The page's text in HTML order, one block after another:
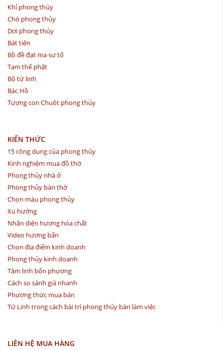
Khỉ phong thủy
Chó phong thủy
Dơi phong thủy
Bát tiên
Bồ đề đạt ma sư tổ
Tam thế phật
Bộ tứ linh
Bác Hồ
Tượng con Chuột phong thủy
KIẾN THỨC
15 công dụng của phong thủy
Kinh nghiệm mua đồ thờ
Phong thủy nhà ở
Phong thủy bàn thờ
Chọn màu phong thủy
Xu hướng
Nhận diện hương hóa chất
Video hương bẩn
Chọn địa điểm kinh doanh
Phong thủy kinh doanh
Tâm linh bốn phương
Cách so sánh giá nhanh
Phương thức mua bán
Tứ Linh trong cách bài trí phong thủy bàn làm việc
LIÊN HỆ MUA HÀNG